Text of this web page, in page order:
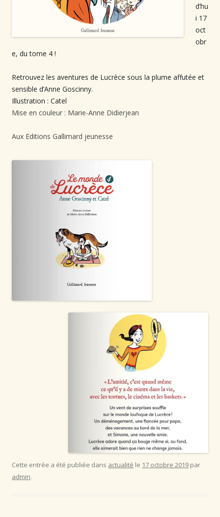
d’hu
i 17
oct
obr
e, du tome 4 !⁠
Retrouvez les aventures de Lucrèce sous la plume affutée et
sensible d’Anne Goscinny.⁠
Illustration : Catel⁠
Mise en couleur : Marie-Anne Didierjean⁠
Aux Editions Gallimard jeunesse⁠
Cette entrée a été publiée dans actualité le 17 octobre 2019 par
admin.